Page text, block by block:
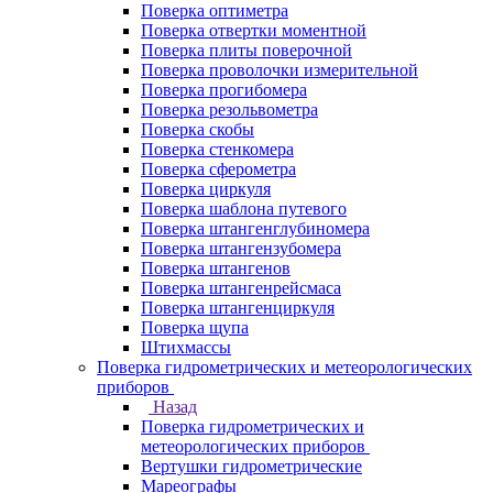
Поверка оптиметра
Поверка отвертки моментной
Поверка плиты поверочной
Поверка проволочки измерительной
Поверка прогибомера
Поверка резольвометра
Поверка скобы
Поверка стенкомера
Поверка сферометра
Поверка циркуля
Поверка шаблона путевого
Поверка штангенглубиномера
Поверка штангензубомера
Поверка штангенов
Поверка штангенрейсмаса
Поверка штангенциркуля
Поверка щупа
Штихмассы
Поверка гидрометрических и метеорологических
приборов
Назад
Поверка гидрометрических и
метеорологических приборов
Вертушки гидрометрические
Мареографы